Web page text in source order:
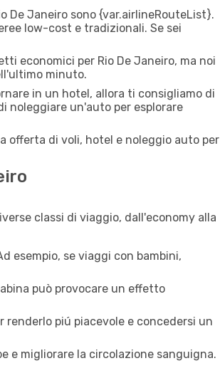
De Janeiro sono {​var.airlineRouteList}.
low-cost e tradizionali. Se sei
economici per Rio De Janeiro, ma noi
minuto.
in un hotel, allora ti consigliamo di
noleggiare un'auto per esplorare
offerta di voli, hotel e noleggio auto per
classi di viaggio, dall'economy alla
esempio, se viaggi con bambini,
può provocare un effetto
piú piacevole e concedersi un
e migliorare la circolazione sanguigna.